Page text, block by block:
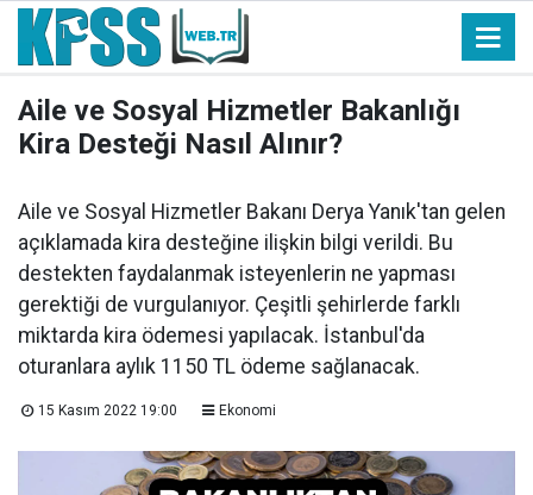
Aile ve Sosyal Hizmetler Bakanlığı
Kira Desteği Nasıl Alınır?
Aile ve Sosyal Hizmetler Bakanı Derya Yanık'tan gelen
açıklamada kira desteğine ilişkin bilgi verildi. Bu
destekten faydalanmak isteyenlerin ne yapması
gerektiği de vurgulanıyor. Çeşitli şehirlerde farklı
miktarda kira ödemesi yapılacak. İstanbul'da
oturanlara aylık 1150 TL ödeme sağlanacak.
15 Kasım 2022 19:00 Ekonomi